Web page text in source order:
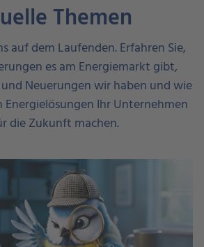
Themen
auf dem Laufenden. Erfahren Sie,
es am Energiemarkt gibt,
Neuerungen wir haben und wie
Energielösungen Ihr Unternehmen
die Zukunft machen.